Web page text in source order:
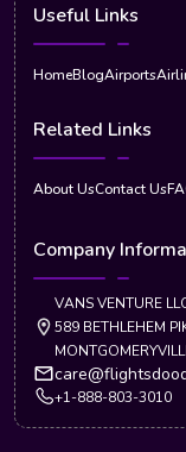
Useful Links
HomeBlogAirports
Related Links
About UsContact Us
Company
VANS VENTURE
589 BETHLEHEM
+1-888-803-3010